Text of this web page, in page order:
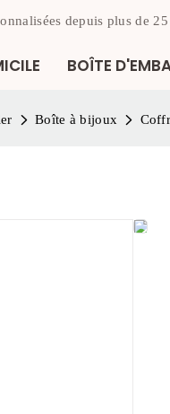
depuis plus de 25
BOÎTE
Boîte à bijoux